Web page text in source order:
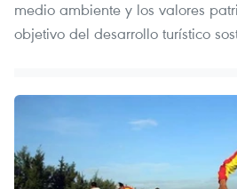
medio ambiente y los valores
objetivo del desarrollo turístico